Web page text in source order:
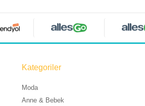
Kategoriler
Moda
Anne & Bebek